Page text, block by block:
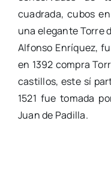
cuadrada, cubos
una elegante Torre
Alfonso Enríquez,
en 1392 compra
castillos, este sí
1521 fue tomada
Juan de Padilla.